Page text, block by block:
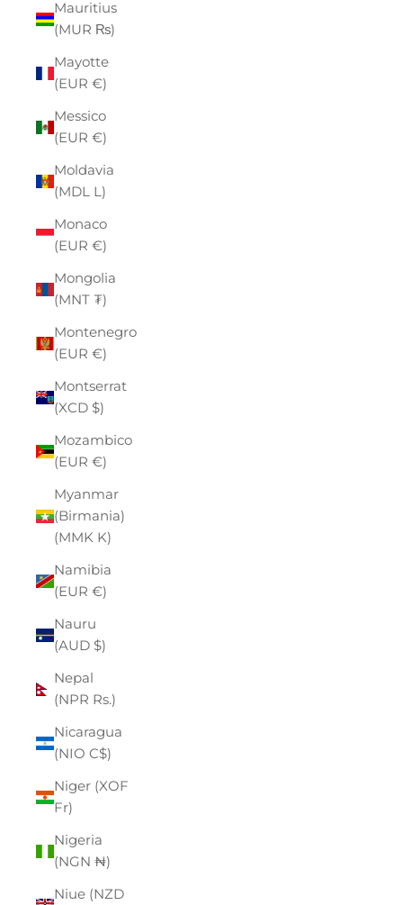
Mauritius
(MUR ₨)
Mayotte
(EUR €)
Messico
(EUR €)
Moldavia
(MDL L)
Monaco
(EUR €)
Mongolia
(MNT ₮)
Montenegro
(EUR €)
Montserrat
(XCD $)
Mozambico
(EUR €)
Myanmar
(Birmania)
(MMK K)
Namibia
(EUR €)
Nauru
(AUD $)
Nepal
(NPR Rs.)
Nicaragua
(NIO C$)
Niger (XOF
Fr)
Nigeria
(NGN ₦)
Niue (NZD